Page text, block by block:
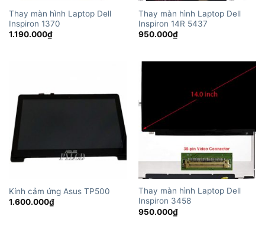
Thay màn hình Laptop Dell
Inspiron 1370
1.190.000₫
Thay màn hình Laptop Dell
Inspiron 14R 5437
950.000₫
Kính cảm ứng Asus TP500
1.600.000₫
Thay màn hình Laptop Dell
Inspiron 3458
950.000₫